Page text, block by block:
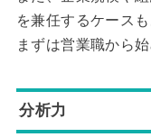
を兼任するケース
まずは営業職から
分析力